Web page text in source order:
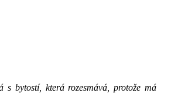
s bytostí, která rozesmává, protože má